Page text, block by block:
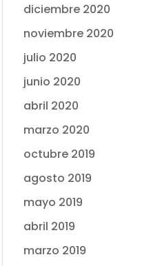
diciembre 2020
noviembre 2020
julio 2020
junio 2020
abril 2020
marzo 2020
octubre 2019
agosto 2019
mayo 2019
abril 2019
marzo 2019